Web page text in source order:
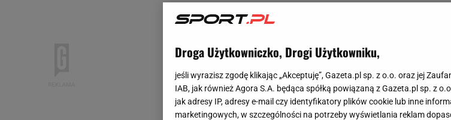
Droga Użytkowniczko, Drogi Użytkowniku,
jeśli wyrazisz zgodę klikając „Akceptuję”, Gazeta.pl sp. z o.o. oraz jej
IAB, jak również Agora S.A. będąca spółką powiązaną z Gazeta.pl sp. z
jak adresy IP, adresy e-mail czy identyfikatory plików cookie lub inne
marketingowych, w szczególności na potrzeby wyświetlania reklam